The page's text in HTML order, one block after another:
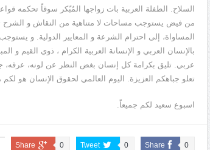
السلاح. الطفلة العربية بات زواجها المُبّكر سوقاً
من فيض يستوجب مساحات لا متناهية من النقاش و الشرح
المساواة، إلى احترام الشرعة و المعايير الدولية. و
بالإنسان العربي و الإنسانة العربية الكرام ، ذوي القيم و
عربي. تليق بكرامة كل إنسان بغض النظر عن لونه، عرقه،
تعلو جباهكم العزيزة. اليوم العالمي لحقوق الإنسان هو
اسبوع سعيد لكم جميعاً.
Share 0
Tweet 0
Share 0